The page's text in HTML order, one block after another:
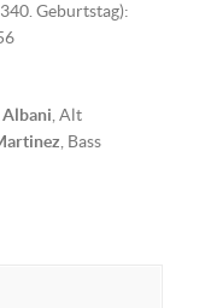
Geburtstag):
Albani , Alt
, Bass